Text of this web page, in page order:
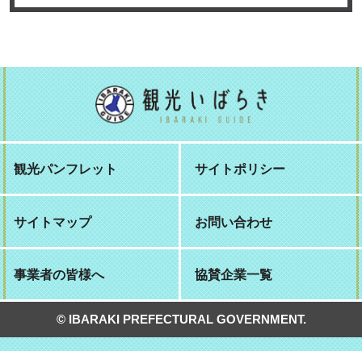
観光パンフレット サイトポリシー
サイトマップ お問い合わせ
事業者の皆様へ 協賛企業一覧
© IBARAKI PREFECTURAL GOVERNMENT.